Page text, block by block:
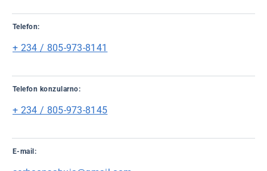
Telefon:
+ 234 / 805-973-8141
Telefon konzularno:
+ 234 / 805-973-8145
E-mail: